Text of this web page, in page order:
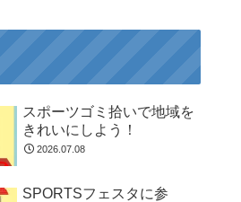
スポーツゴミ拾いで地域を
きれいにしよう！
2026.07.08
SPORTSフェスタに参